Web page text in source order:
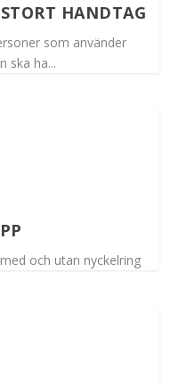
HANDTAG
som använder
ska ha...
och utan nyckelring